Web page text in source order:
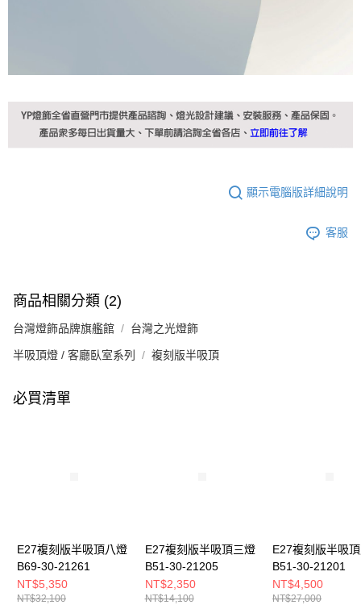
顯示電腦版詳細說明
客服
商品相關分類 (2)
台灣燈飾品牌旗艦館 台灣之光燈飾
半吸頂燈 / 客廳臥室系列 複刻版半吸頂
必買清單
E27複刻版半吸頂八燈
B69-30-21261
NT$5,350
NT$32,100
E27複刻版半吸頂三燈
B51-30-21205
NT$2,350
NT$14,100
E27複刻版半吸
B51-30-21201
NT$4,500
NT$27,000